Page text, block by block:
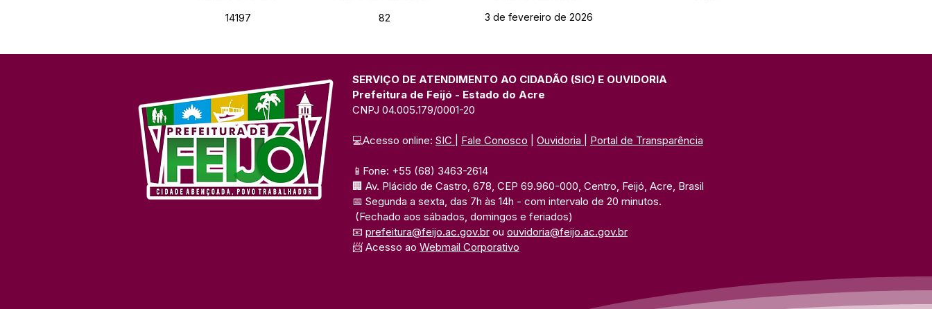
14197
82 3 de fevereiro de 2026
SERVIÇO DE ATENDIMENTO AO CIDADÃO (SIC) E OUVIDORIA
Prefeitura de Feijó - Estado do Acre
CNPJ 04.005.179/0001-20
💻Acesso online: SIC Fale Conosco Ouvidoria Portal de Transparência
📱Fone: +55 (68) 3463-2614
🏢 Av. Plácido de Castro, 678, CEP 69.960-000, Centro, Feijó, Acre, Brasil
📅 Segunda a sexta, das 7h às 14h - com intervalo de 20 minutos.
(Fechado aos sábados, domingos e feriados)
📧 prefeitura@feijo.ac.gov.br ou ouvidoria@feijo.ac.gov.br
📨 Acesso ao Webmail Corporativo